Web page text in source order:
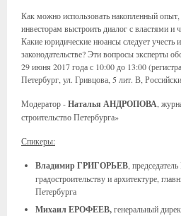
Как можно использовать накопленный
инвесторам выстроить диалог с властями и
Какие юридические нюансы следует учесть
законодательстве? Эти вопросы эксперты
29 июня 2017 года с 10:00 до 13:00
Петербург, ул. Гривцова, 5 лит. В,
Модератор -Наталья АНДРОПОВА ,
строительство Петербурга»
Спикеры:
ВладимирГРИГОРЬЕВ ,
градостроительству и архитектуре,
Петербурга
Михаил ЕРОФЕЕВ,генеральный